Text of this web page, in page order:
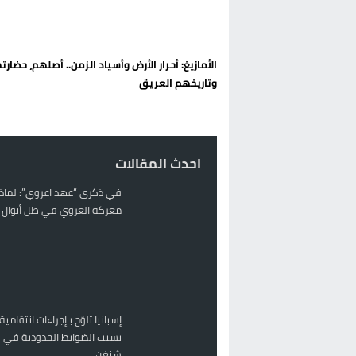
الحكومة الإسبانية تعلن عن ميزانية استثنائية بقيمة 25
الأمازيغ: أحرار الأرض وأسياد الزمن.. أصلهم،
وتاريخهم العريق
احدث المقالات
في ذكرى “عهد اعروي”:
معركة العروي في ظل
إسبانيا تلوّح بـإجراءات
بسبب الضوابط الحدودية